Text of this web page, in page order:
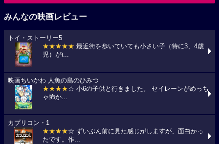
みんなの映画レビュー
トイ・ストーリー5
★★★★★ 最近街を歩いていても小さい子（特に3、4歳
児）がi...
映画ちいかわ 人魚の島のひみつ
★★★★☆ 小6の子供と行きました。 セイレーンがめっち
ゃ怖か...
カプリコン・1
★★★★☆ ずいぶん前に見た感じがしますが、面白かっ
たです。作...